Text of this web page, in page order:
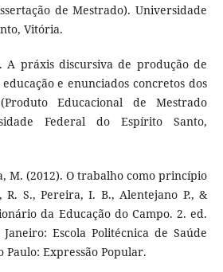
de Mestrado). Universidade
Vitória.
A práxis discursiva de produção de
e enunciados concretos dos
Educacional de Mestrado
Federal do Espírito Santo,
M. (2012). O trabalho como princípio
S., Pereira, I. B., Alentejano P., &
da Educação do Campo. 2. ed.
Escola Politécnica de Saúde
Paulo: Expressão Popular.